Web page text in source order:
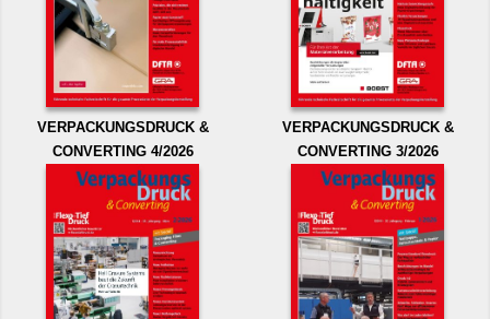
VERPACKUNGSDRUCK &
CONVERTING 4/2026
VERPACKUNGSDRUCK &
CONVERTING 3/2026